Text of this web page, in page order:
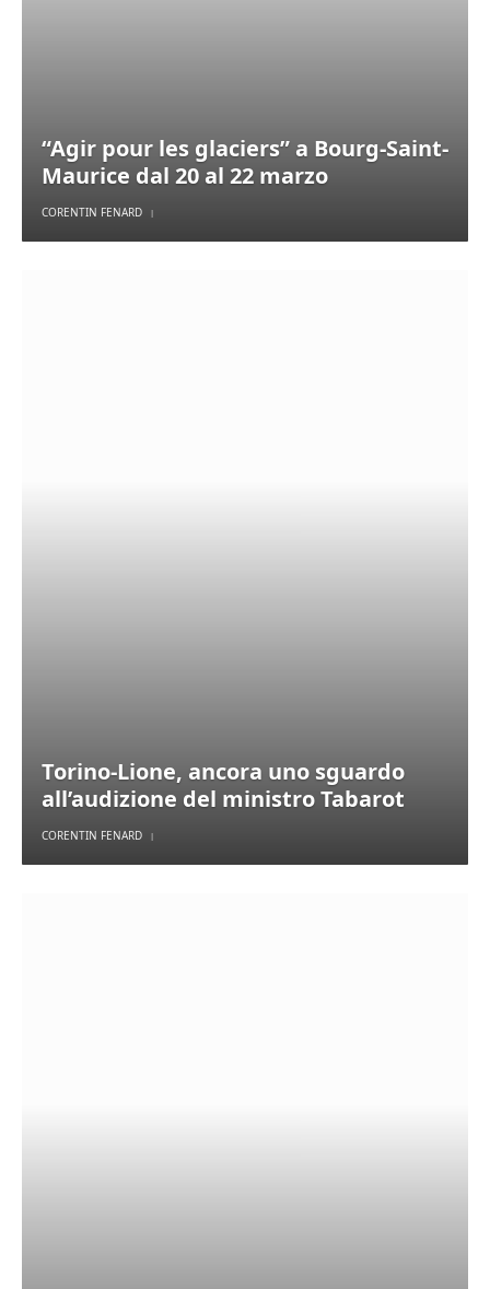
“Agir pour les glaciers” a Bourg-Saint-
Maurice dal 20 al 22 marzo
CORENTIN FENARD
Torino-Lione, ancora uno sguardo
all’audizione del ministro Tabarot
CORENTIN FENARD